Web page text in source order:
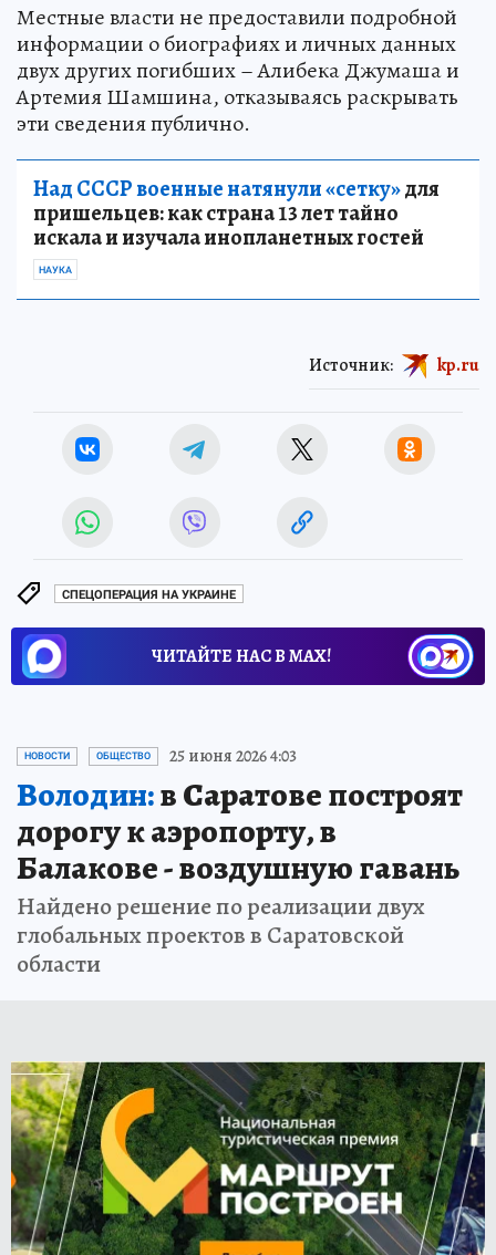
Местные власти не предоставили подробной
информации о биографиях и личных данных
двух других погибших – Алибека Джумаша и
Артемия Шамшина, отказываясь раскрывать
эти сведения публично.
Над СССР военные натянули «сетку»для
пришельцев: как страна 13 лет тайно
искала и изучала инопланетных гостей
НАУКА
Источник: kp.ru
СПЕЦОПЕРАЦИЯ НА УКРАИНЕ
ЧИТАЙТЕ НАС В МАХ!
НОВОСТИ ОБЩЕСТВО 25 июня 2026 4:03
Володин:в Саратове построят
дорогу к аэропорту, в
Балакове - воздушную гавань
Найдено решение по реализации двух
глобальных проектов в Саратовской
области